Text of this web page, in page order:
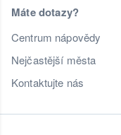
Máte dotazy?
Centrum nápovědy
Nejčastější města
Kontaktujte nás